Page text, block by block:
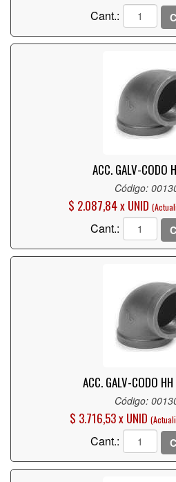
Cant.:
ACC. GALV-
Código:
$ 2.087,84 x UNID
Cant.:
ACC. GALV-CODO
Código:
$ 3.716,53 x UNID
Cant.: